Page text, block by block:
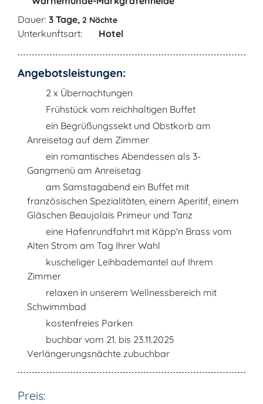
Dauer: 3 Tage, 2 Nächte
Unterkunftsart: Hotel
Angebotsleistungen:
2 x Übernachtungen
Frühstück vom reichhaltigen Buffet
ein Begrüßungssekt und Obstkorb am
Anreisetag auf dem Zimmer
ein romantisches Abendessen als 3-
Gangmenü am Anreisetag
am Samstagabend ein Buffet mit
französischen Spezialitäten, einem Aperitif, einem
Gläschen Beaujolais Primeur und Tanz
eine Hafenrundfahrt mit Käpp'n Brass vom
Alten Strom am Tag Ihrer Wahl
kuscheliger Leihbademantel auf Ihrem
Zimmer
relaxen in unserem Wellnessbereich mit
Schwimmbad
kostenfreies Parken
buchbar vom 21. bis 23.11.2025
Verlängerungsnächte zubuchbar
Preis: